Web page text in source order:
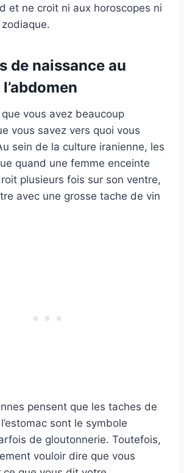
et ne croit ni aux horoscopes ni
de naissance au
vous avez beaucoup
vous savez vers quoi vous
sein de la culture iranienne, les
quand une femme enceinte
plusieurs fois sur son ventre,
avec une grosse tache de vin
pensent que les taches de
sont le symbole
de gloutonnerie. Toutefois,
vouloir dire que vous